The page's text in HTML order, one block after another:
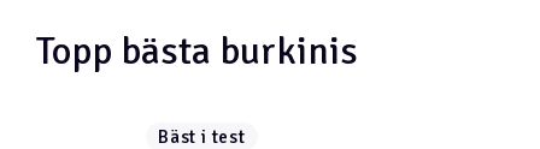
Topp bästa burkinis
Bäst i test